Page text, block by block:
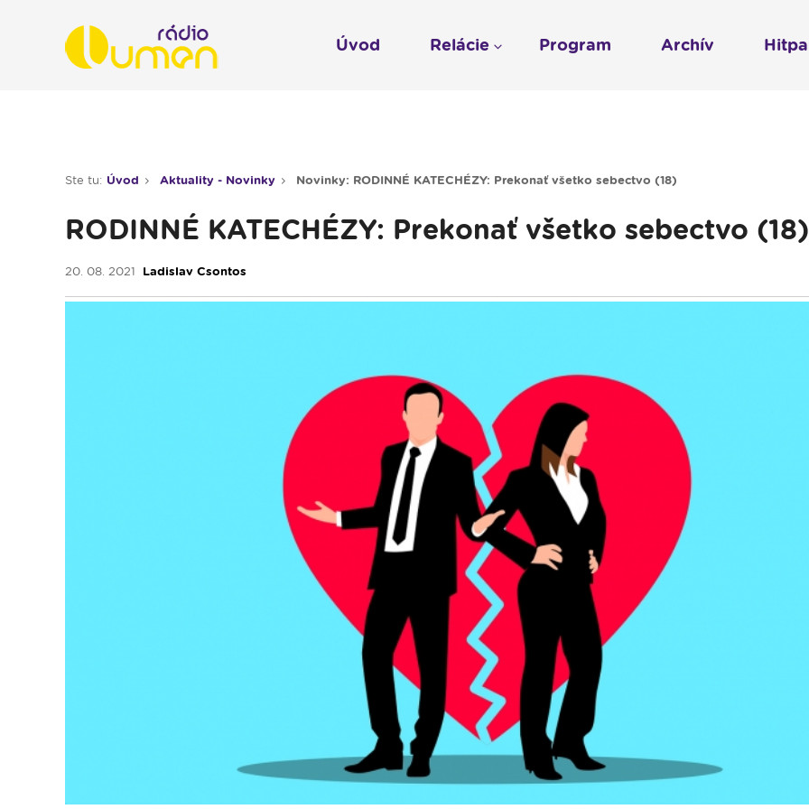
Ste tu: Úvod Aktuality - Novinky Novinky: RODINNÉ KATECHÉZY: Prekonať všetko sebectvo (18)
RODINNÉ KATECHÉZY: Prekonať všetko sebectvo (18)
20. 08. 2021 Ladislav Csontos
Profil
Úvod Relácie
Moderované relácie
Pre deti
Piesne na želanie
Rádio Vatikán - CZ Kresťanské noviny
Program Archív